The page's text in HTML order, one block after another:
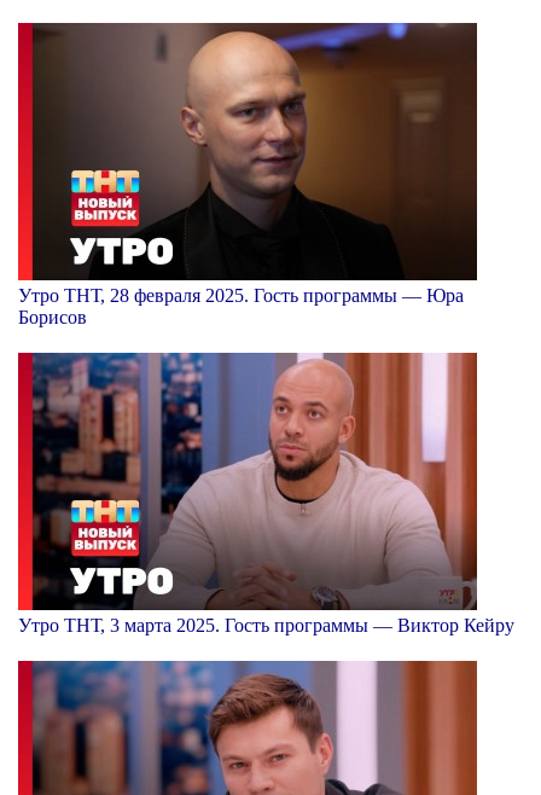
Утро ТНТ, 28 февраля 2025. Гость программы — Юра
Борисов
Утро ТНТ, 3 марта 2025. Гость программы — Виктор Кейру